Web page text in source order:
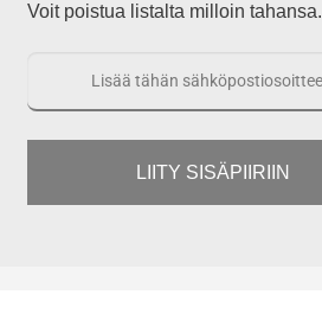
Voit poistua listalta milloin tahansa.
LIITY SISÄPIIRIIN